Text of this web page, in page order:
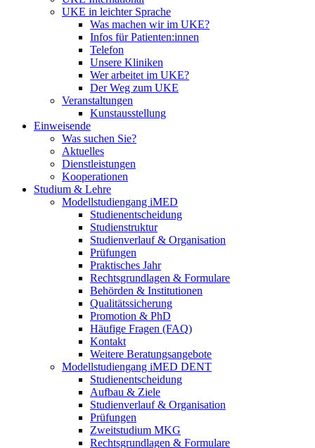
UKE in leichter Sprache
Was machen wir im UKE?
Infos für Patienten:innen
Telefon
Unsere Kliniken
Wer arbeitet im UKE?
Der Weg zum UKE
Veranstaltungen
Kunstausstellung
Einweisende
Was suchen Sie?
Aktuelles
Dienstleistungen
Kooperationen
Studium & Lehre
Modellstudiengang iMED
Studienentscheidung
Studienstruktur
Studienverlauf & Organisation
Prüfungen
Praktisches Jahr
Rechtsgrundlagen & Formulare
Behörden & Institutionen
Qualitätssicherung
Promotion & PhD
Häufige Fragen (FAQ)
Kontakt
Weitere Beratungsangebote
Modellstudiengang iMED DENT
Studienentscheidung
Aufbau & Ziele
Studienverlauf & Organisation
Prüfungen
Zweitstudium MKG
Rechtsgrundlagen & Formulare